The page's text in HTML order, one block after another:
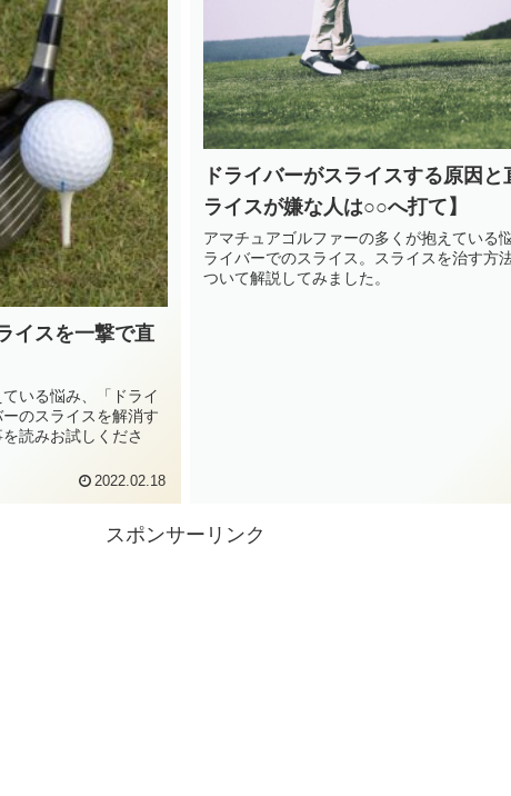
イスを一撃で直
いる悩み、「ドライ
のスライスを解消す
読みお試しくださ
2022.02.18
ドライバーがスライスする原因と
ライスが嫌な人は○○へ打て】
アマチュアゴルファーの多くが抱えている
ライバーでのスライス。スライスを治す方
ついて解説してみました。
スポンサーリンク